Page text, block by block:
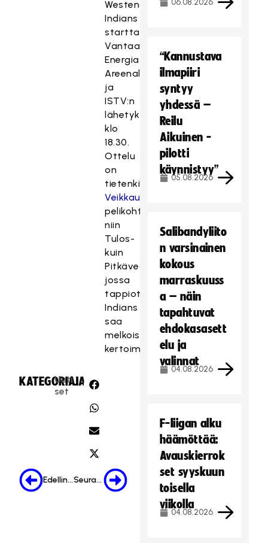
Westend
Indians
starttaa
Vantaan
Energia
Areenalla
ja
ISTV:n
lähetyksessä
klo
18.30.
Ottelu
on
tietenkin
Veikkauksen
pelikohteena
niin
Tulos-
kuin
Pitkävedossakin,
jossa
tappioton
Indians
saa
melkoisen
kertoimen.
KATEGORIA:
Uuti
set
JAA:
Edellinen Seuraava
06.08.2026
“Kannustava
ilmapiiri
syntyy
yhdessä –
Reilu
Aikuinen -
pilotti
käynnistyy”
05.08.2026
Salibandyliito
n varsinainen
kokous
marraskuuss
a – näin
tapahtuvat
ehdokasasett
elu ja
valinnat
04.08.2026
F-liigan alku
häämöttää:
Avauskierrok
set syyskuun
toisella
viikolla
04.08.2026